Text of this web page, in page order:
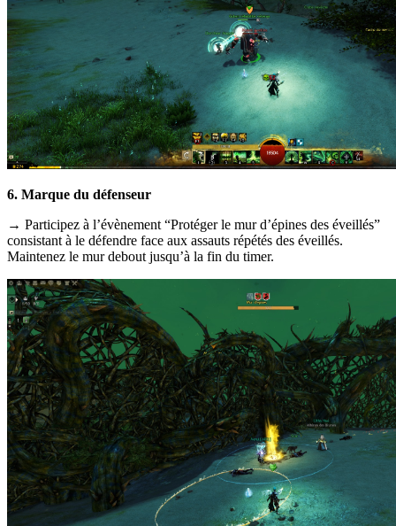
6. Marque du défenseur
→ Participez à l’évènement “Protéger le mur d’épines des éveillés”
consistant à le défendre face aux assauts répétés des éveillés.
Maintenez le mur debout jusqu’à la fin du timer.